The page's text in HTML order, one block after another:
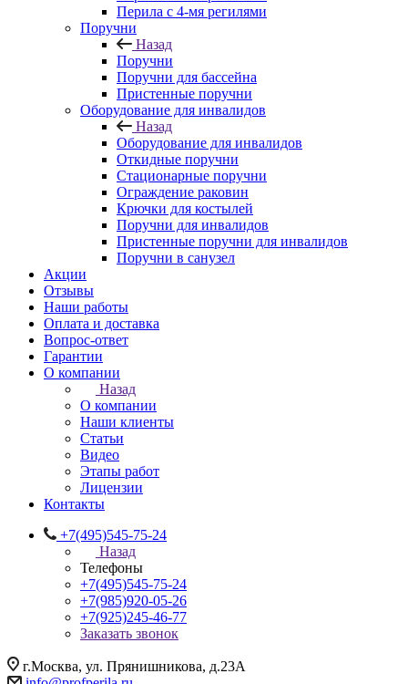
Перила с 4-мя регилями
Поручни
Назад
Поручни
Поручни для бассейна
Пристенные поручни
Оборудование для инвалидов
Назад
Оборудование для инвалидов
Откидные поручни
Стационарные поручни
Ограждение раковин
Крючки для костылей
Поручни для инвалидов
Пристенные поручни для инвалидов
Поручни в санузел
Акции
Отзывы
Наши работы
Оплата и доставка
Вопрос-ответ
Гарантии
О компании
Назад
О компании
Наши клиенты
Статьи
Видео
Этапы работ
Лицензии
Контакты
+7(495)545-75-24
Назад
Телефоны
+7(495)545-75-24
+7(985)920-05-26
+7(925)245-46-77
Заказать звонок
г.Москва, ул. Прянишникова, д.23А